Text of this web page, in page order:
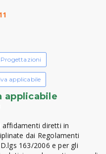
Progettazioni
applicabile
applicabile
affidamenti diretti in
dai Regolamenti
163/2006 e per gli